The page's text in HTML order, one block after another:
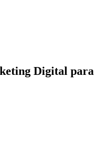
Digital para